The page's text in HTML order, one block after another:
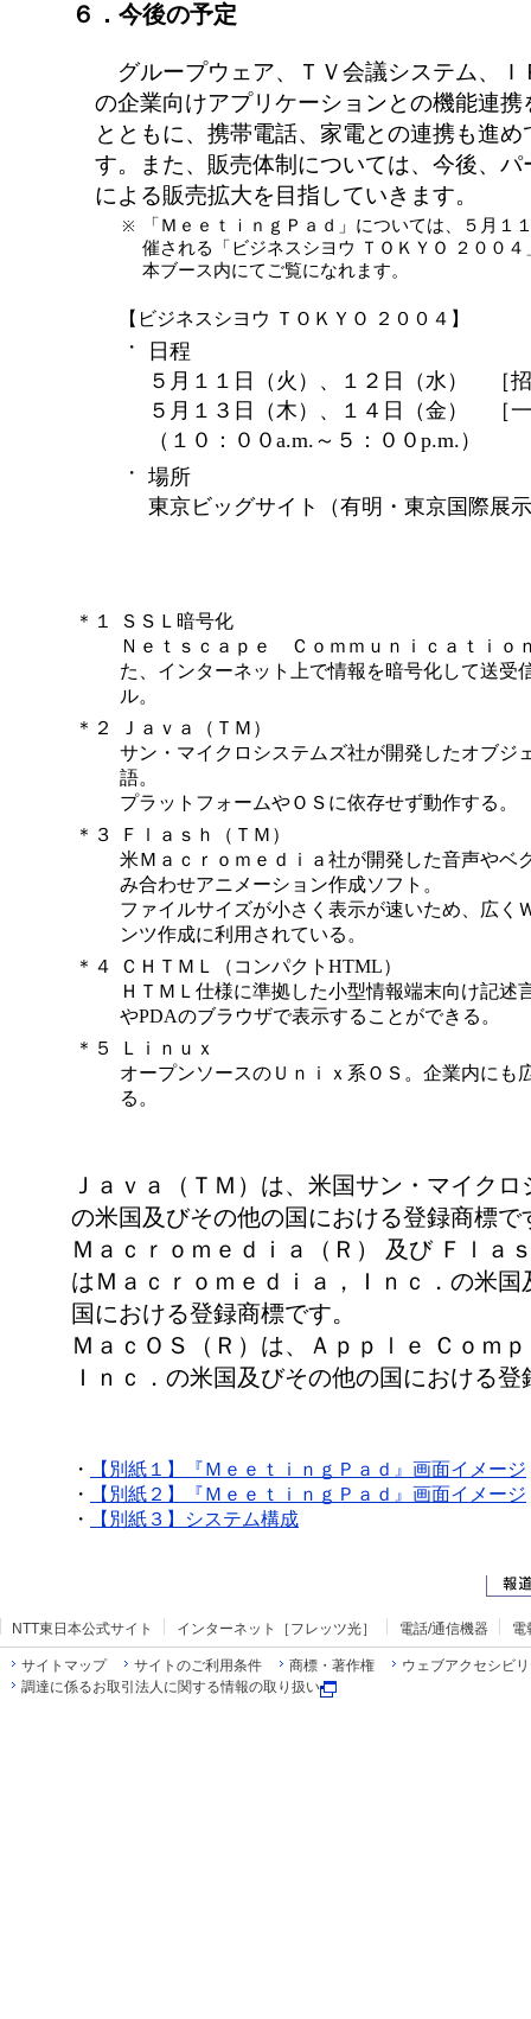
６．今後の予定
グループウェア、ＴＶ会議システム、Ｉ
の企業向けアプリケーションとの機能連携
とともに、携帯電話、家電との連携も進め
す。また、販売体制については、今後、パ
による販売拡大を目指していきます。
※
「ＭｅｅｔｉｎｇＰａｄ」については、５月１
催される「ビジネスシヨウ ＴＯＫＹＯ ２００４
本ブース内にてご覧になれます。
【ビジネスシヨウ ＴＯＫＹＯ ２００４】
・
日程
５月１１日（火）、１２日（水） ［
５月１３日（木）、１４日（金） ［
（１０：００a.m.～５：００p.m.）
・
場所
東京ビッグサイト（有明・東京国際展
＊１
ＳＳＬ暗号化
Ｎｅｔｓｃａｐｅ Ｃｏｍｍｕｎｉｃａｔｉｏ
た、インターネット上で情報を暗号化して送受
ル。
＊２
Ｊａｖａ（ＴＭ）
サン・マイクロシステムズ社が開発したオブジ
語。
プラットフォームやＯＳに依存せず動作する。
＊３
Ｆｌａｓｈ（ＴＭ）
米Ｍａｃｒｏｍｅｄｉａ社が開発した音声やベ
み合わせアニメーション作成ソフト。
ファイルサイズが小さく表示が速いため、広く
ンツ作成に利用されている。
＊４
ＣＨＴＭＬ（コンパクトHTML）
ＨＴＭＬ仕様に準拠した小型情報端末向け記述
やPDAのブラウザで表示することができる。
＊５
Ｌｉｎｕｘ
オープンソースのＵｎｉｘ系ＯＳ。企業内にも
る。
Ｊａｖａ（ＴＭ）は、米国サン・マイク
の米国及びその他の国における登録商標で
Ｍａｃｒｏｍｅｄｉａ（Ｒ） 及び Ｆｌａ
はＭａｃｒｏｍｅｄｉａ，Ｉｎｃ．の米国
国における登録商標です。
ＭａｃＯＳ（Ｒ）は、Ａｐｐｌｅ Ｃｏｍ
Ｉｎｃ．の米国及びその他の国における
・
【別紙１】『ＭｅｅｔｉｎｇＰａｄ』画面イメージ
・
【別紙２】『ＭｅｅｔｉｎｇＰａｄ』画面イメージ
・
【別紙３】システム構成
NTT東日本公式サイト インターネット［フレッツ光］ 電話/通信機器 電
サイトマップ サイトのご利用条件 商標・著作権
ウェブアクセシビ
調達に係るお取引法人に関する情報の取り扱い